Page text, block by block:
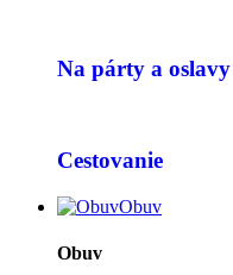
Na párty a oslavy
Cestovanie
Obuv
Obuv